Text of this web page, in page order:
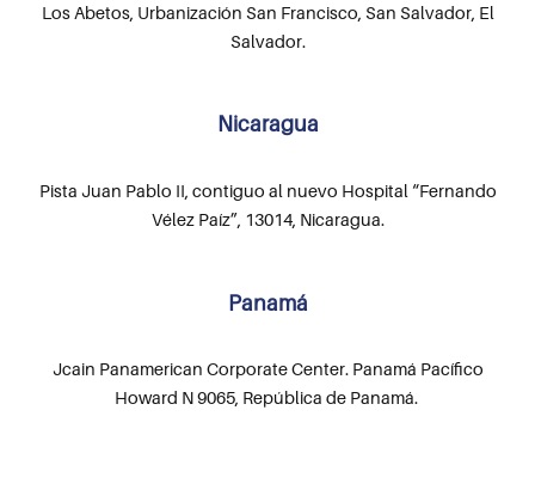
Los Abetos, Urbanización San Francisco, San Salvador, El
Salvador.
Nicaragua
Pista Juan Pablo II, contiguo al nuevo Hospital “Fernando
Vélez Paíz”, 13014, Nicaragua.
Panamá
Jcain Panamerican Corporate Center. Panamá Pacífico
Howard N 9065, República de Panamá.